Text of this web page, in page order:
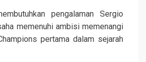
pengalaman Sergio
memenuhi ambisi memenangi
pertama dalam sejarah